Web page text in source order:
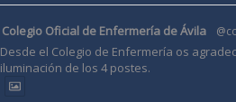
Colegio Oficial de Enfermería de Ávila
Desde el Colegio de Enfermería os
iluminación de los 4 postes.